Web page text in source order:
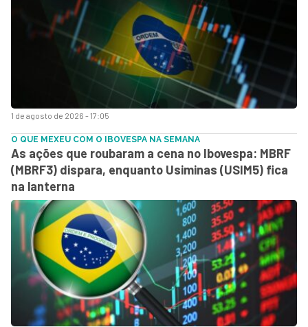
1 de agosto de 2026 - 17:05
O QUE MEXEU COM O IBOVESPA NA SEMANA
As ações que roubaram a cena no Ibovespa: MBRF
(MBRF3) dispara, enquanto Usiminas (USIM5) fica
na lanterna